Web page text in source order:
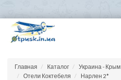
Главная Каталог Украина - Крым
Отели Коктебеля
Нарлен 2*